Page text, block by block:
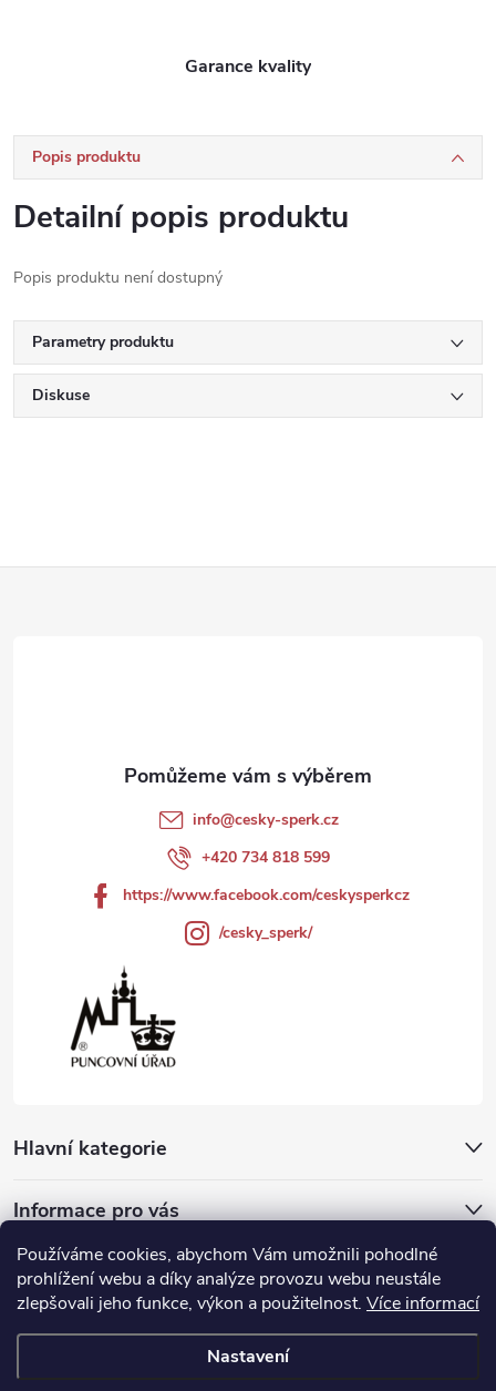
Používáme cookies, abychom Vám umožnili pohodlné
prohlížení webu a díky analýze provozu webu neustále
zlepšovali jeho funkce, výkon a použitelnost. Více informací
Nastavení
Garance kvality
Popis produktu
Detailní popis produktu
Popis produktu není dostupný
Parametry produktu
Diskuse
Hlavní kategorie
Informace pro vás
Přijímáme online platby
info@cesky-sperk.cz
+420 734 818 599
https://www.facebook.com/ceskysperkcz
/cesky_sperk/